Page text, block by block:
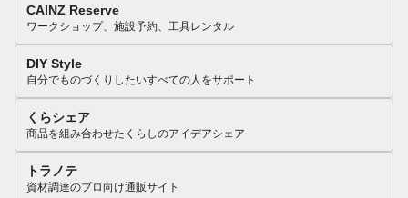
CAINZ Reserve
ワークショップ、施設予約、工具レンタル
DIY Style
自分でものづくりしたいすべての人をサポート
くらシェア
商品を組み合わせたくらしのアイデアシェア
トラノテ
資材調達のプロ向け通販サイト